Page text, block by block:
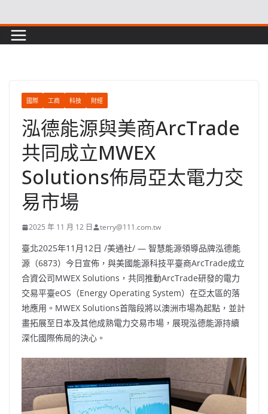
to
content
國際 工商 科技 財經
泓德能源與美商ArcTrade
共同成立MWEX
Solutions佈局亞太電力交
易市場
2025 年 11 月 12 日 terry@111.com.tw
臺北2025年11月12日 /美通社/ — 智慧能源領導品牌泓德能
源（6873）今日宣佈，與美國能源科技平臺商ArcTrade成立
合資公司MWEX Solutions，共同推動ArcTrade研發的電力
交易平臺eOS（Energy Operating System）在亞太區的落
地應用。MWEX Solutions首階段將以澳洲市場為起點，並計
畫拓展至日本及其他成熟電力交易市場，展現泓德能源持續
深化國際佈局的決心。